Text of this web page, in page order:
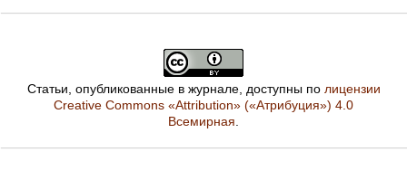
Статьи, опубликованные в журнале, доступны по лицензии
Creative Commons «Attribution» («Атрибуция») 4.0
Всемирная.